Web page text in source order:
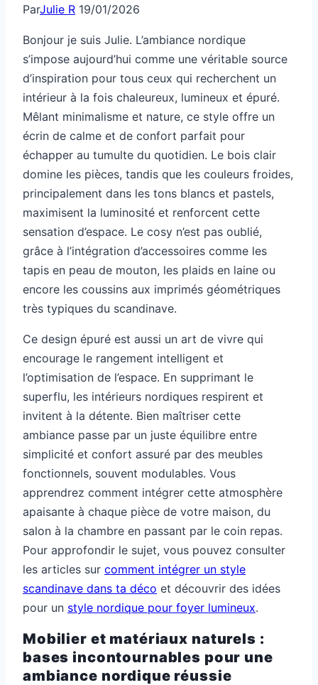
ParJulie R 19/01/2026
Bonjour je suis Julie. L’ambiance nordique
s’impose aujourd’hui comme une véritable source
d’inspiration pour tous ceux qui recherchent un
intérieur à la fois chaleureux, lumineux et épuré.
Mêlant minimalisme et nature, ce style offre un
écrin de calme et de confort parfait pour
échapper au tumulte du quotidien. Le bois clair
domine les pièces, tandis que les couleurs froides,
principalement dans les tons blancs et pastels,
maximisent la luminosité et renforcent cette
sensation d’espace. Le cosy n’est pas oublié,
grâce à l’intégration d’accessoires comme les
tapis en peau de mouton, les plaids en laine ou
encore les coussins aux imprimés géométriques
très typiques du scandinave.
Ce design épuré est aussi un art de vivre qui
encourage le rangement intelligent et
l’optimisation de l’espace. En supprimant le
superflu, les intérieurs nordiques respirent et
invitent à la détente. Bien maîtriser cette
ambiance passe par un juste équilibre entre
simplicité et confort assuré par des meubles
fonctionnels, souvent modulables. Vous
apprendrez comment intégrer cette atmosphère
apaisante à chaque pièce de votre maison, du
salon à la chambre en passant par le coin repas.
Pour approfondir le sujet, vous pouvez consulter
les articles sur comment intégrer un style
scandinave dans ta déco et découvrir des idées
pour un style nordique pour foyer lumineux.
Mobilier et matériaux naturels :
bases incontournables pour une
ambiance nordique réussie